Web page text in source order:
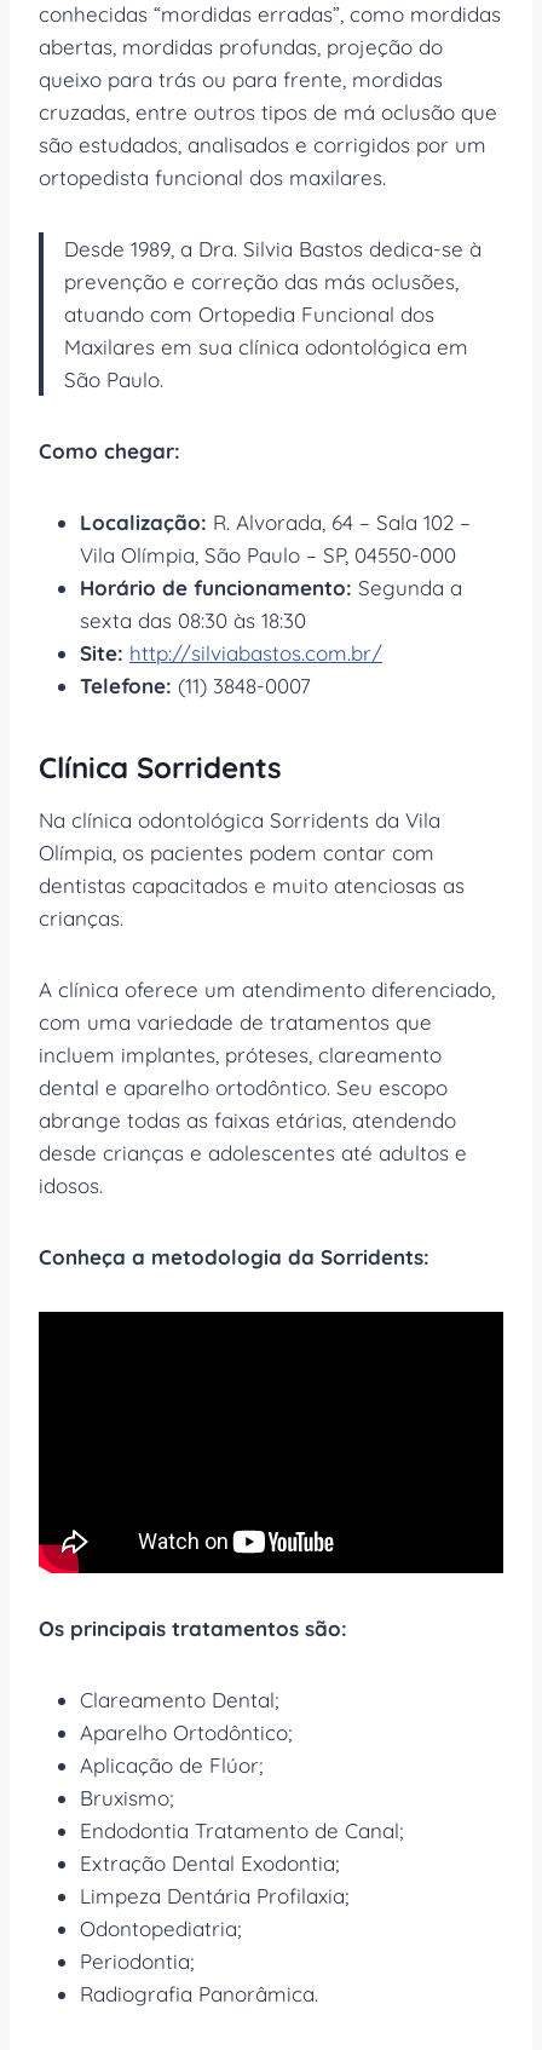
conhecidas “mordidas erradas”, como mordidas
abertas, mordidas profundas, projeção do
queixo para trás ou para frente, mordidas
cruzadas, entre outros tipos de má oclusão que
são estudados, analisados e corrigidos por um
ortopedista funcional dos maxilares.
Desde 1989, a Dra. Silvia Bastos dedica-se à
prevenção e correção das más oclusões,
atuando com Ortopedia Funcional dos
Maxilares em sua clínica odontológica em
São Paulo.
Como chegar:
Localização: R. Alvorada, 64 – Sala 102 –
Vila Olímpia, São Paulo – SP, 04550-000
Horário de funcionamento: Segunda a
sexta das 08:30 às 18:30
Site: http://silviabastos.com.br/
Telefone: (11) 3848-0007
Clínica Sorridents
Na clínica odontológica Sorridents da Vila
Olímpia, os pacientes podem contar com
dentistas capacitados e muito atenciosas as
crianças.
A clínica oferece um atendimento diferenciado,
com uma variedade de tratamentos que
incluem implantes, próteses, clareamento
dental e aparelho ortodôntico. Seu escopo
abrange todas as faixas etárias, atendendo
desde crianças e adolescentes até adultos e
idosos.
Conheça a metodologia da Sorridents:
Os principais tratamentos são:
Clareamento Dental;
Aparelho Ortodôntico;
Aplicação de Flúor;
Bruxismo;
Endodontia Tratamento de Canal;
Extração Dental Exodontia;
Limpeza Dentária Profilaxia;
Odontopediatria;
Periodontia;
Radiografia Panorâmica.